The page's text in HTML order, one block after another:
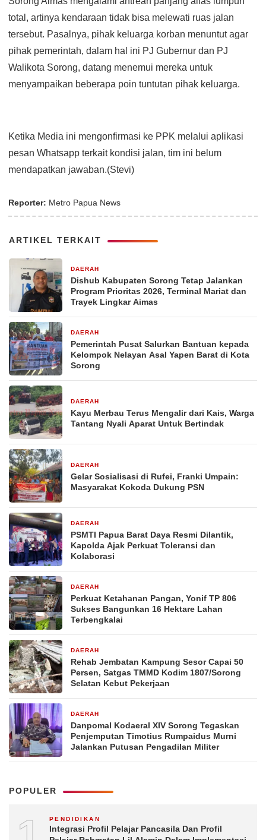
total, artinya kendaraan tidak bisa melewati ruas jalan
tersebut. Pasalnya, pihak keluarga korban menuntut agar
pihak pemerintah, dalam hal ini PJ Gubernur dan PJ
Walikota Sorong, datang menemui mereka untuk
menyampaikan beberapa poin tuntutan pihak keluarga.
Ketika Media ini mengonfirmasi ke PPK melalui aplikasi
pesan Whatsapp terkait kondisi jalan, tim ini belum
mendapatkan jawaban.(Stevi)
Reporter: Metro Papua News
ARTIKEL TERKAIT
DAERAH
Dishub Kabupaten Sorong Tetap Jalankan
Program Prioritas 2026, Terminal Mariat dan
Trayek Lingkar Aimas
DAERAH
Pemerintah Pusat Salurkan Bantuan kepada
Kelompok Nelayan Asal Yapen Barat di Kota
Sorong
DAERAH
Kayu Merbau Terus Mengalir dari Kais, Warga
Tantang Nyali Aparat Untuk Bertindak
DAERAH
Gelar Sosialisasi di Rufei, Franki Umpain:
Masyarakat Kokoda Dukung PSN
DAERAH
PSMTI Papua Barat Daya Resmi Dilantik,
Kapolda Ajak Perkuat Toleransi dan
Kolaborasi
DAERAH
Perkuat Ketahanan Pangan, Yonif TP 806
Sukses Bangunkan 16 Hektare Lahan
Terbengkalai
DAERAH
Rehab Jembatan Kampung Sesor Capai 50
Persen, Satgas TMMD Kodim 1807/Sorong
Selatan Kebut Pekerjaan
DAERAH
Danpomal Kodaeral XIV Sorong Tegaskan
Penjemputan Timotius Rumpaidus Murni
Jalankan Putusan Pengadilan Militer
POPULER
PENDIDIKAN
Integrasi Profil Pelajar Pancasila Dan Profil